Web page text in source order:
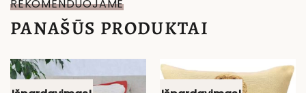
REKOMENDUOJAME
PANAŠŪS PRODUKTAI